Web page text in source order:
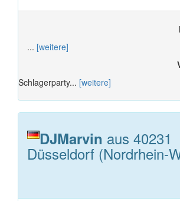
... [weitere]
Schlagerparty... [weitere]
DJMarvin aus 40231
Düsseldorf (Nordrhein-